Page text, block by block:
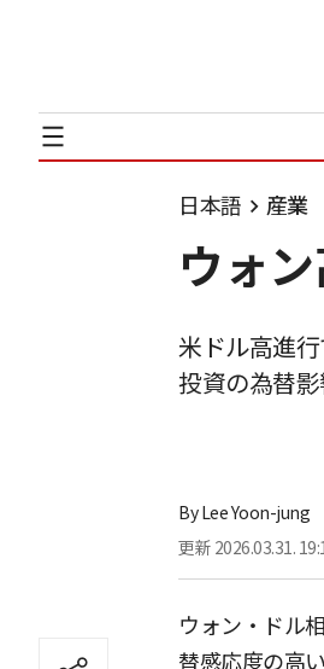
日本語 産業
ウォ
米ドル高進
投資の為替
ByLee Yoon-jung
更新 2026.03.31.
ウォン・ドル
替感応度の高